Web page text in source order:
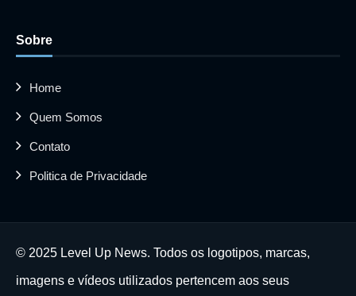
Sobre
Home
Quem Somos
Contato
Politica de Privacidade
© 2025 Level Up News. Todos os logotipos, marcas,
imagens e vídeos utilizados pertencem aos seus